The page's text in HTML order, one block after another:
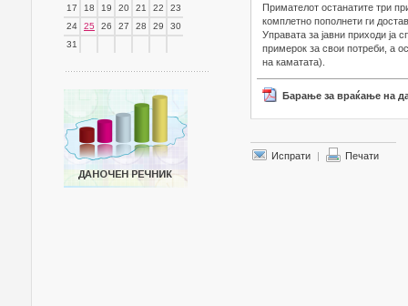
17
18 19 20 21 22
23
24
25 26 27 28 29
30
31
Примателот останатите три
комплетно пополнети ги
Управата за јавни приходи ја
примерок за свои потреби, а
на каматата).
Барање за враќање на
Испрати | Печати